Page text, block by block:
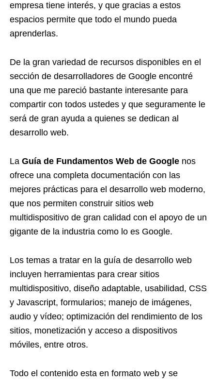
empresa tiene interés, y que gracias a estos
espacios permite que todo el mundo pueda
aprenderlas.
De la gran variedad de recursos disponibles en el
sección de desarrolladores de Google encontré
una que me pareció bastante interesante para
compartir con todos ustedes y que seguramente le
será de gran ayuda a quienes se dedican al
desarrollo web.
La Guía de Fundamentos Web de Google nos
ofrece una completa documentación con las
mejores prácticas para el desarrollo web moderno,
que nos permiten construir sitios web
multidispositivo de gran calidad con el apoyo de un
gigante de la industria como lo es Google.
Los temas a tratar en la guía de desarrollo web
incluyen herramientas para crear sitios
multidispositivo, diseño adaptable, usabilidad, CSS
y Javascript, formularios; manejo de imágenes,
audio y vídeo; optimización del rendimiento de los
sitios, monetización y acceso a dispositivos
móviles, entre otros.
Todo el contenido esta en formato web y se